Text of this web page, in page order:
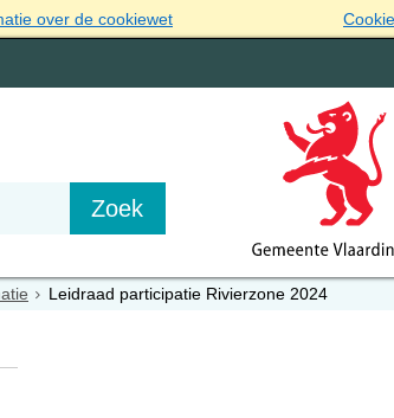
over de cookiewet
Leidraad participatie Rivierzone 2024